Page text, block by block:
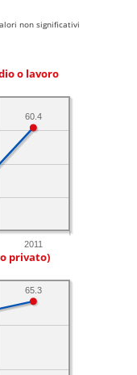
non significativi
o lavoro
2011
60.4
privato)
65.3